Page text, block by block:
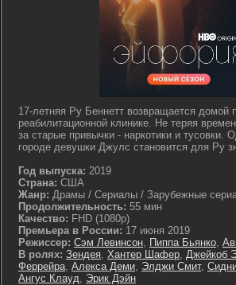
17-летняя Ру Беннетт возвращается домой
реабилитационной клинике. Не теряя
за старые привычки - наркотики и тусовки.
городе девушки Джулс становится для Ру
Год выпуска: 2019
Страна: США
Жанр: Драмы / Сериалы / Зарубежные
Продолжительность: 55 мин
Качество: FHD (1080p)
Премьера в России: 17 июня 2019
Режиссер: Сэм Левинсон, Пиппа Бьянко,
В ролях: Зендея, Хантер Шафер, Джейкоб
Феррейра, Алекса Деми, Элджи Смит,
Ангус Клауд, Эрик Дэйн